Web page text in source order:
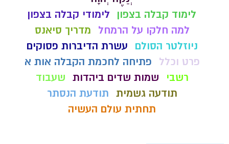
לימוד קבלה בצפון
לימודי קבלה בצפון
למה חלקו על הרמחל
מדריך סיאנס
ניוזלטר הסולם
עשרת הדיברות פסוקים
פרט וכלל
פתיחה לחכמת הקבלה אות א
רשבי
שמות שדים ביהדות שעבוד
תודעה גשמית תודעת הנסתר
תחתית עולם העשיה